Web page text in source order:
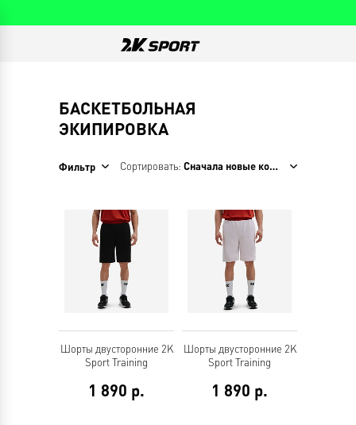
БАСКЕТБОЛЬНАЯ
ЭКИПИРОВКА
Фильтр Сортировать: Сначала новые коллекции
Шорты двусторонние 2K
Sport Training
1 890 р.
Шорты двусторонние 2K
Sport Training
1 890 р.